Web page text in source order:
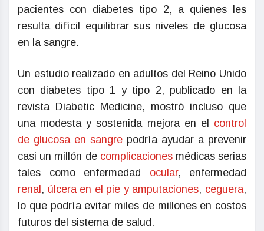
pacientes con diabetes tipo 2, a quienes les
resulta difícil equilibrar sus niveles de glucosa
en la sangre.
Un estudio realizado en adultos del Reino Unido
con diabetes tipo 1 y tipo 2, publicado en la
revista Diabetic Medicine, mostró incluso que
una modesta y sostenida mejora en el control
de glucosa en sangre podría ayudar a prevenir
casi un millón de complicaciones médicas serias
tales como enfermedad ocular, enfermedad
renal , úlcera en el pie y amputaciones, ceguera,
lo que podría evitar miles de millones en costos
futuros del sistema de salud.